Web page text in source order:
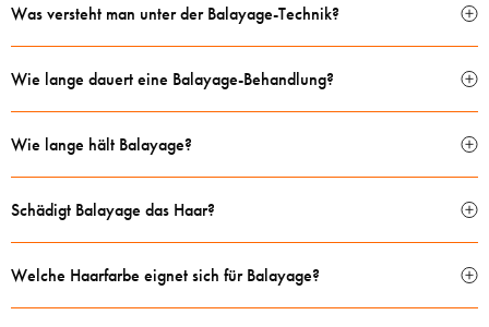
Was versteht man unter der Balayage-Technik?
Wie lange dauert eine Balayage-Behandlung?
Wie lange hält Balayage?
Schädigt Balayage das Haar?
Welche Haarfarbe eignet sich für Balayage?